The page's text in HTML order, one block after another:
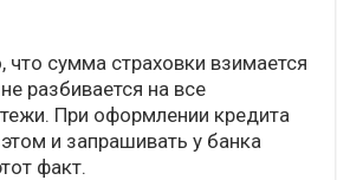
что сумма страховки взимается
разбивается на все
При оформлении кредита
и запрашивать у банка
факт.